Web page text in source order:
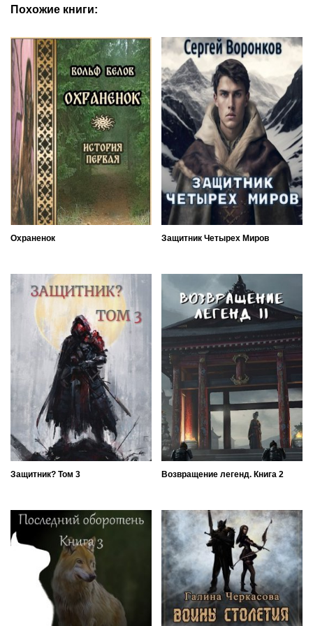
Похожие книги:
Охраненок Защитник Четырех Миров
Защитник? Том 3 Возвращение легенд. Книга 2